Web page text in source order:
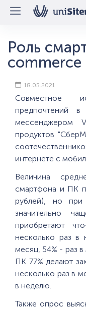
Роль
commerce
18.05.2021
Совместное
предпочтений в
мессенджером
продуктов
интернете с
Величина
смартфона и ПК
рублей), но
значительно
приобретают
несколько раз в
месяц, 54% - раз
ПК 77% делают
несколько раз в
в неделю.
Также опрос